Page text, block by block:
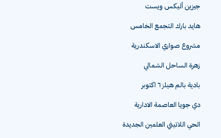
جيزين أليكس ويست
هايد بارك التجمع الخامس
مشروع صواري الاسكندرية
زهرة الساحل الشمالي
بادية بالم هيلز ٦ اكتوبر
دي جويا العاصمة الادارية
الحي اللاتيني العلمين الجديدة